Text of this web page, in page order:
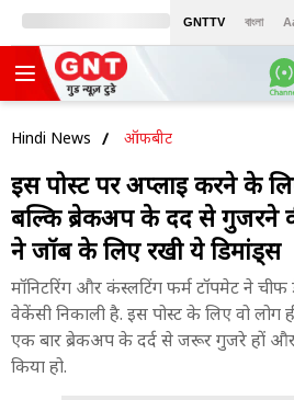
GNTTV বাংলা
Hindi News ऑफबीट
इस पोस्ट पर अप्लाई करने के
बल्कि ब्रेकअप के दर्द से
ने जॉब के लिए रखी ये डिमांड्स
मॉनिटरिंग और कंस्लटिंग फर्म टॉपमेट ने
वेकेंसी निकाली है. इस पोस्ट के लिए वो
एक बार ब्रेकअप के दर्द से जरूर गुजरे हों
किया हो.